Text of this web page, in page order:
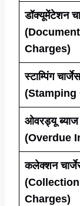
डॉक्यूमेंटेशन
Charges)
स्टाम्पिंग चार्जेस
(Stamping
ओवरड्यू ब्याज
(Overdue
कलेक्शन
(Collection
Charges)